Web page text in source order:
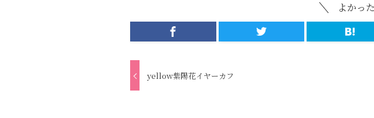
よかっ
yellow紫陽花イヤーカフ